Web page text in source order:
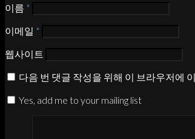
이름 *
이메일 *
웹사이트
다음 번 댓글 작성을 위해 이 브라우저에
Yes, add me to your mailing list